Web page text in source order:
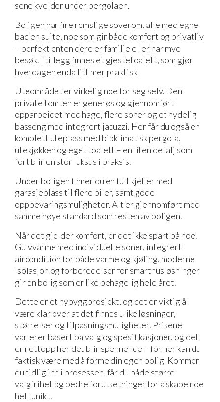
sene kvelder under pergolaen.
Boligen har fire romslige soverom, alle med egne
bad en suite, noe som gir både komfort og privatliv
– perfekt enten dere er familie eller har mye
besøk. I tillegg finnes et gjestetoalett, som gjør
hverdagen enda litt mer praktisk.
Uteområdet er virkelig noe for seg selv. Den
private tomten er generøs og gjennomført
opparbeidet med hage, flere soner og et nydelig
basseng med integrert jacuzzi. Her får du også en
komplett uteplass med bioklimatisk pergola,
utekjøkken og eget toalett – en liten detalj som
fort blir en stor luksus i praksis.
Under boligen finner du en full kjeller med
garasjeplass til flere biler, samt gode
oppbevaringsmuligheter. Alt er gjennomført med
samme høye standard som resten av boligen.
Når det gjelder komfort, er det ikke spart på noe.
Gulvvarme med individuelle soner, integrert
aircondition for både varme og kjøling, moderne
isolasjon og forberedelser for smarthusløsninger
gir en bolig som er like behagelig hele året.
Dette er et nybyggprosjekt, og det er viktig å
være klar over at det finnes ulike løsninger,
størrelser og tilpasningsmuligheter. Prisene
varierer basert på valg og spesifikasjoner, og det
er nettopp her det blir spennende – for her kan du
faktisk være med å forme din egen bolig. Kommer
du tidlig inn i prosessen, får du både større
valgfrihet og bedre forutsetninger for å skape noe
helt unikt.